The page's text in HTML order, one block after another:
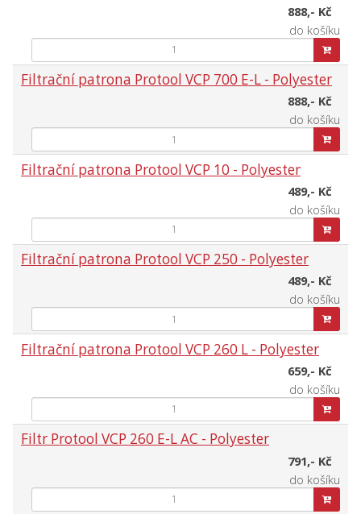
888,- Kč
do košíku
Filtrační patrona Protool VCP 700 E-L - Polyester
888,- Kč
do košíku
Filtrační patrona Protool VCP 10 - Polyester
489,- Kč
do košíku
Filtrační patrona Protool VCP 250 - Polyester
489,- Kč
do košíku
Filtrační patrona Protool VCP 260 L - Polyester
659,- Kč
do košíku
Filtr Protool VCP 260 E-L AC - Polyester
791,- Kč
do košíku